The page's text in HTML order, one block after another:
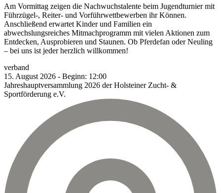
Am Vormittag zeigen die Nachwuchstalente beim Jugendturnier mit
Führzügel-, Reiter- und Vorführwettbewerben ihr Können.
Anschließend erwartet Kinder und Familien ein
abwechslungsreiches Mitmachprogramm mit vielen Aktionen zum
Entdecken, Ausprobieren und Staunen. Ob Pferdefan oder Neuling
– bei uns ist jeder herzlich willkommen!
verband
15. August 2026 - Beginn: 12:00
Jahreshauptversammlung 2026 der Holsteiner Zucht- &
Sportförderung e.V.